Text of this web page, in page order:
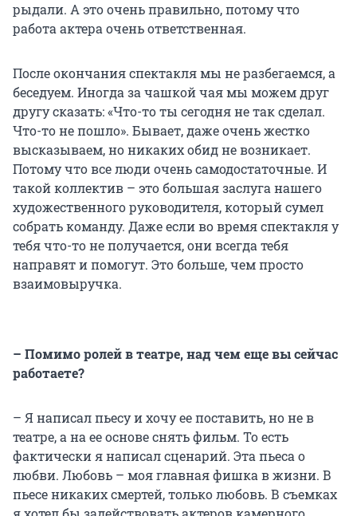
рыдали. А это очень правильно, потому что
работа актера очень ответственная.
После окончания спектакля мы не разбегаемся, а
беседуем. Иногда за чашкой чая мы можем друг
другу сказать: «Что-то ты сегодня не так сделал.
Что-то не пошло». Бывает, даже очень жестко
высказываем, но никаких обид не возникает.
Потому что все люди очень самодостаточные. И
такой коллектив – это большая заслуга нашего
художественного руководителя, который сумел
собрать команду. Даже если во время спектакля у
тебя что-то не получается, они всегда тебя
направят и помогут. Это больше, чем просто
взаимовыручка.
– Помимо ролей в театре, над чем еще вы сейчас
работаете?
– Я написал пьесу и хочу ее поставить, но не в
театре, а на ее основе снять фильм. То есть
фактически я написал сценарий. Эта пьеса о
любви. Любовь – моя главная фишка в жизни. В
пьесе никаких смертей, только любовь. В съемках